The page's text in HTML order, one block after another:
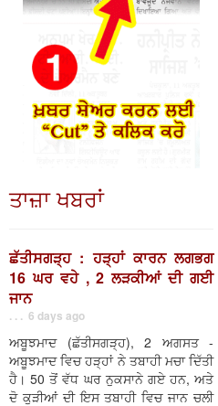
ਤਾਜ਼ਾ ਖਬਰਾਂ
ਛੱਤੀਸਗੜ੍ਹ : ਹੜ੍ਹਾਂ ਕਾਰਨ ਲਗਭਗ
16 ਘਰ ਵਹੇ , 2 ਲੜਕੀਆਂ ਦੀ ਗਈ
ਜਾਨ
. . . 6 days ago
ਅਬੂਝਮਾਦ (ਛੱਤੀਸਗੜ੍ਹ), 2 ਅਗਸਤ -
ਅਬੂਝਮਾਦ ਵਿਚ ਹੜ੍ਹਾਂ ਨੇ ਤਬਾਹੀ ਮਚਾ ਦਿੱਤੀ
ਹੈ। 50 ਤੋਂ ਵੱਧ ਘਰ ਨੁਕਸਾਨੇ ਗਏ ਹਨ, ਅਤੇ
ਦੋ ਕੁੜੀਆਂ ਦੀ ਇਸ ਤਬਾਹੀ ਵਿਚ ਜਾਨ ਚਲੀ